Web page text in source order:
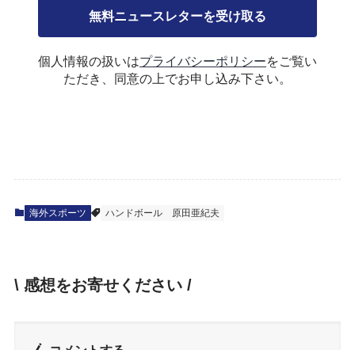
個人情報の扱いはプライバシーポリシーをご覧い
ただき、同意の上でお申し込み下さい。
海外スポーツ ハンドボール 原田亜紀夫
\ 感想をお寄せください /